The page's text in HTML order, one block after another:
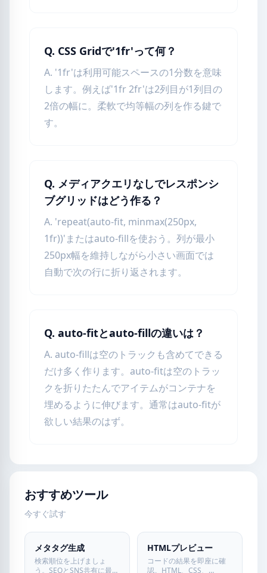
Q. CSS Gridで'1fr'って何？
A. '1fr'は利用可能スペースの1分数を意味
します。例えば'1fr 2fr'は2列目が1列目の
2倍の幅に。柔軟で均等幅の列を作る鍵で
す。
Q. メディアクエリなしでレスポンシ
ブグリッドはどう作る？
A. 'repeat(auto-fit, minmax(250px,
1fr))'またはauto-fillを使おう。列が最小
250px幅を維持しながら小さい画面では
自動で次の行に折り返されます。
Q. auto-fitとauto-fillの違いは？
A. auto-fillは空のトラックも含めてできる
だけ多く作ります。auto-fitは空のトラッ
クを折りたたんでアイテムがコンテナを
埋めるように伸びます。通常はauto-fitが
欲しい結果のはず。
おすすめツール
今すぐ試す
メタタグ生成
検索順位を上げましょ
う。SEOとSNS共有に最適
HTMLプレビュー
コードの結果を即座に確
認。HTML、CSS、